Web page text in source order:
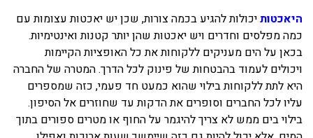
היאכטותיכולות להגיע בכמה צורות, שכן יש יאכטות עצומות עם
כמה מפלסים וחדרים ויש יאכטות שהן יותר קטנות ואינטימיות.
בכאן על הים מעניקים ללקוחות את כל האופציות הקיימות
ויכולים לעמוד בהבטחות של פינוק לכל הדרך. המטרה של החברה
היא לתת ללקוחות בילוי שהוא כמעט חד פעמי, כזה שמספרים
עליו לכל החברים וסופרים את הדקות עד שחוזרים אל הסיפון.
בילוי בים ממש לא צריך להיגמר על החוף או מטרים ספורים בתוך